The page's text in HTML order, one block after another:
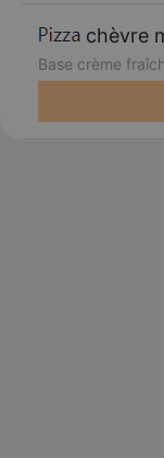
chèvre
Base crème